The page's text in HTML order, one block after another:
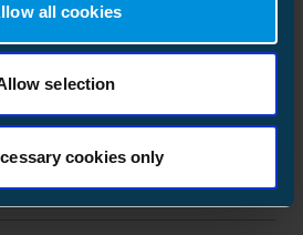
all cookies
selection
cookies only
HIT1.2405L
6418677444289
HIT1.24055L
6438389106398